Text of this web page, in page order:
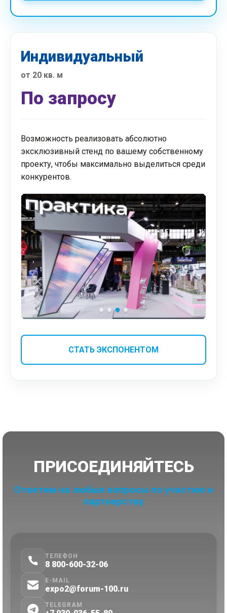
Индивидуальный
от 20 кв. м
По запросу
Возможность реализовать абсолютно
эксклюзивный стенд по вашему собственному
проекту, чтобы максимально выделиться среди
конкурентов.
СТАТЬ ЭКСПОНЕНТОМ
ПРИСОЕДИНЯЙТЕСЬ
Ответим на любые вопросы по участию и
партнерству
ТЕЛЕФОН
8 800-600-32-06
E-MAIL
expo2@forum-100.ru
TELEGRAM